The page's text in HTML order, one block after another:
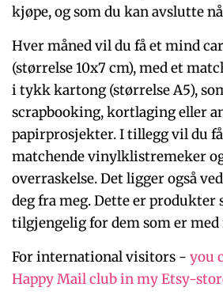
kjøpe, og som du kan avslutte
Hver måned vil du få et mind
(størrelse 10x7 cm), med et
i tykk kartong (størrelse A5),
scrapbooking, kortlaging eller
papirprosjekter. I tillegg vil du
matchende vinylklistremeker
overraskelse. Det ligger også
deg fra meg. Dette er
tilgjengelig for dem som er
For international visitors - you
Happy Mail club in my Etsy-